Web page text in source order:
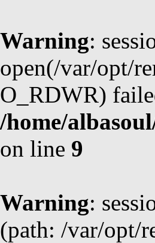
Warning:
open(/var/opt/
O_RDWR)
/home/
on line 9
Warning:
(path: /var/opt/